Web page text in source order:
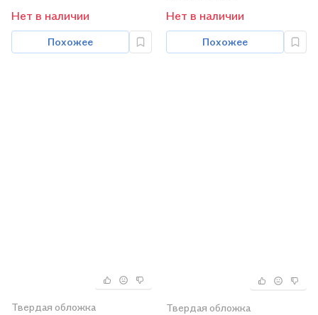
Нет в наличии
Похожее
Нет в наличии
Похожее
Твердая обложка Твердая обложка